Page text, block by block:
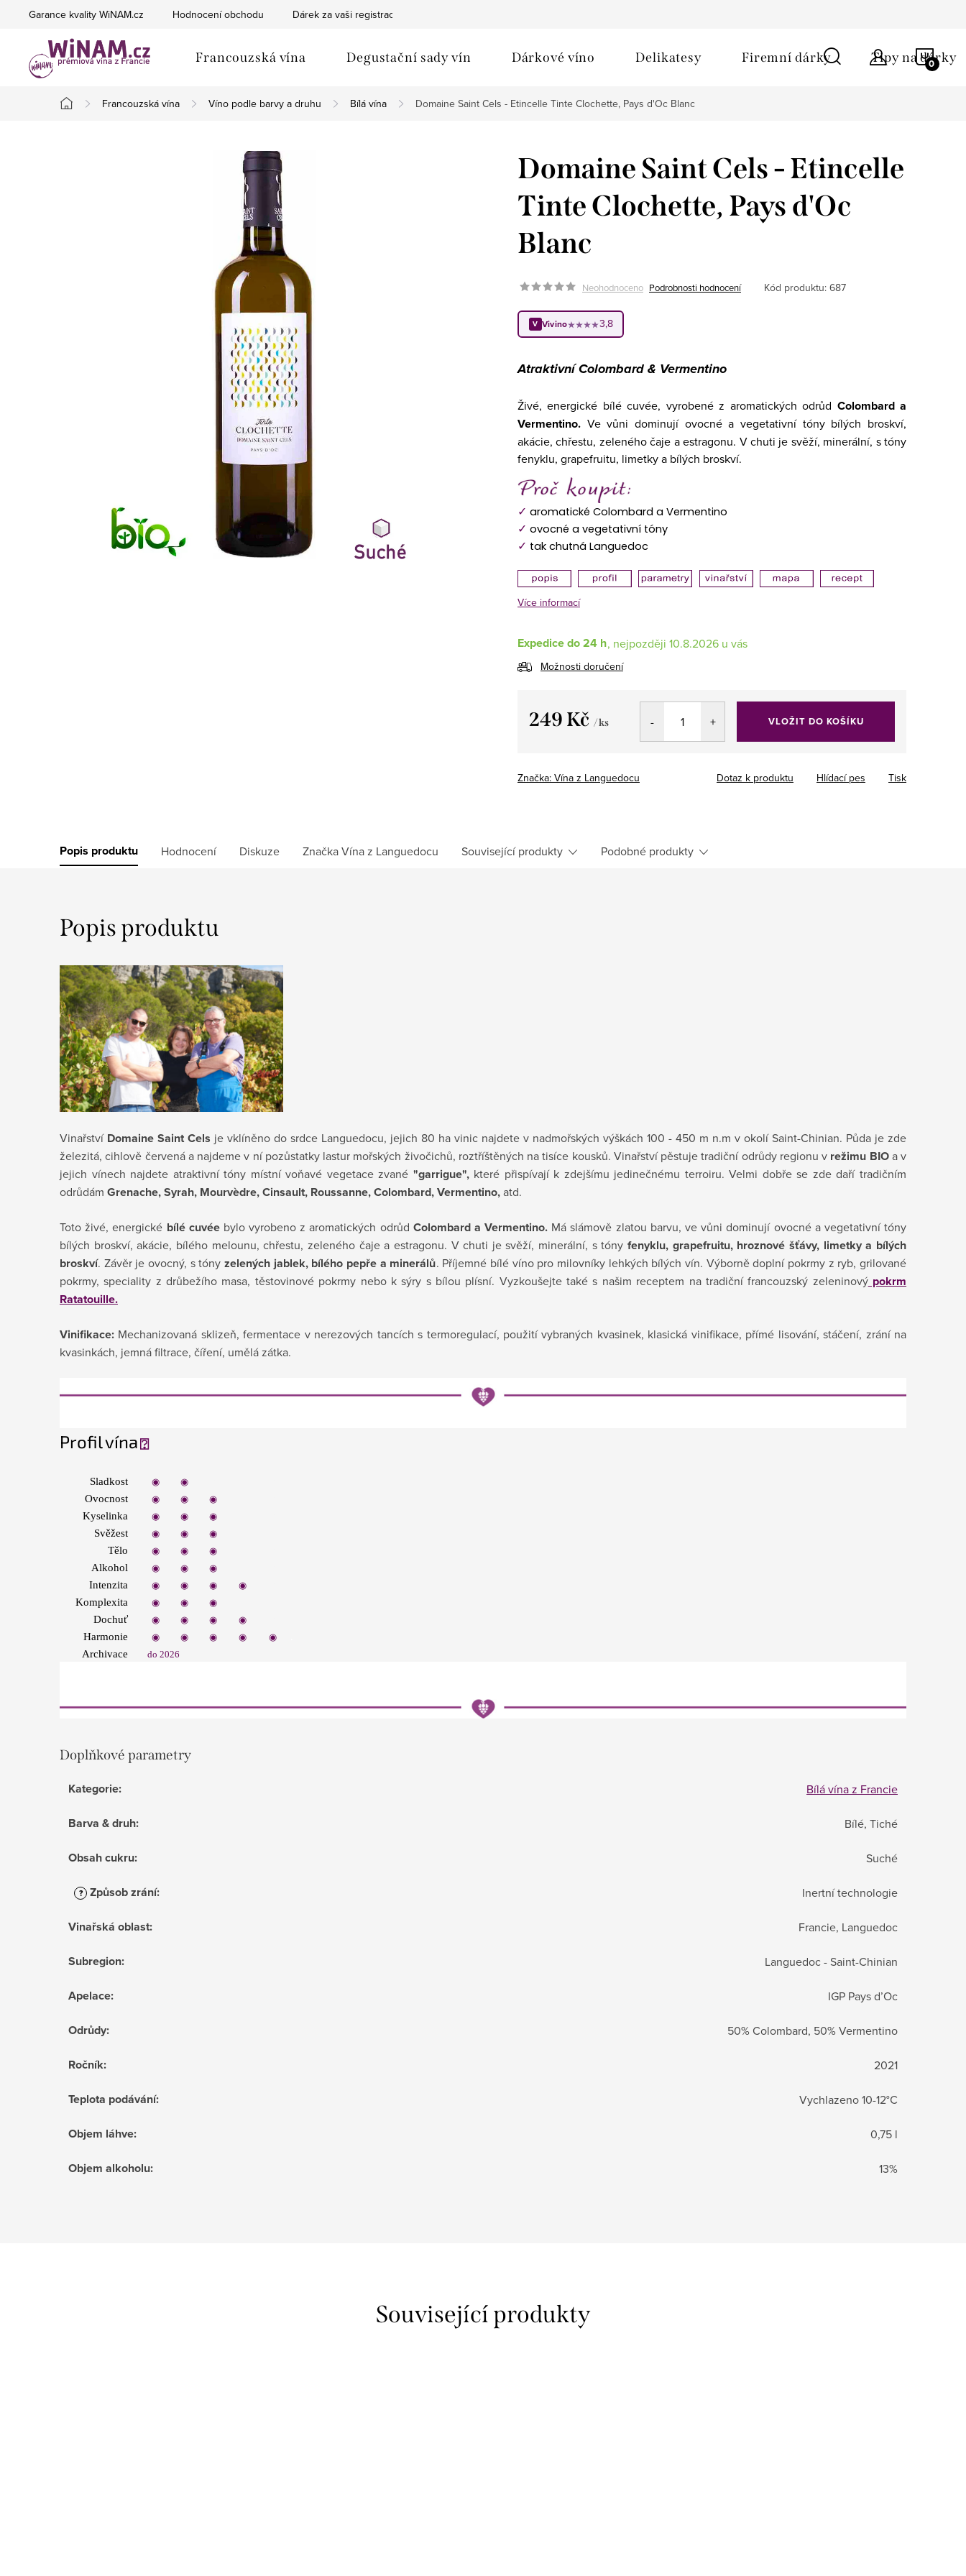
Garance kvality WiNAM.cz Hodnocení obchodu Dárek za vaši registraci
Francouzská vína Degustační sady vín Dárkové víno Delikatesy Firemní dárky Tipy na dárky
Domů
Francouzská vína Víno podle barvy a druhu Bílá vína Domaine Saint Cels - Etincelle Tinte Clochette, Pays d'Oc Blanc
Domaine Saint Cels - Etincelle
Tinte Clochette, Pays d'Oc
Blanc
Neohodnoceno Podrobnosti hodnocení Kód produktu: 687
V Vivino★★★★3,8
Atraktivní Colombard & Vermentino
Živé, energické bílé cuvée, vyrobené z aromatických odrůd Colombard a
Vermentino. Ve vůni dominují ovocné a vegetativní tóny bílých broskví,
akácie, chřestu, zeleného čaje a estragonu. V chuti je svěží, minerální, s tóny
fenyklu, grapefruitu, limetky a bílých broskví.
✓ aromatické Colombard a Vermentino
✓ ovocné a vegetativní tóny
✓ tak chutná Languedoc
Více informací
Expedice do 24 h 10.8.2026
Možnosti doručení
249 Kč / ks VLOŽIT DO KOŠÍKU
Značka: Vína z Languedocu Tisk
Dotaz k produktu Hlídací pes
Popis produktu Hodnocení Diskuze ZnačkaVína z Languedocu Související produkty Podobné produkty
Popis produktu
Vinařství Domaine Saint Cels je vklíněno do srdce Languedocu, jejich 80 ha vinic najdete v nadmořských výškách 100 - 450 m n.m v okolí Saint-Chinian. Půda je zde
železitá, cihlově červená a najdeme v ní pozůstatky lastur mořských živočichů, roztříštěných na tisíce kousků. Vinařství pěstuje tradiční odrůdy regionu v režimu BIOa v
jejich vínech najdete atraktivní tóny místní voňavé vegetace zvané "garrigue", které přispívají k zdejšímu jedinečnému terroiru. Velmi dobře se zde daří tradičním
odrůdám Grenache, Syrah, Mourvèdre, Cinsault, Roussanne, Colombard, Vermentino,atd.
Toto živé, energické bílé cuvée bylo vyrobeno z aromatických odrůd Colombard a Vermentino. Má slámově zlatou barvu, ve vůni dominují ovocné a vegetativní tóny
bílých broskví, akácie, bílého melounu, chřestu, zeleného čaje a estragonu. V chuti je svěží, minerální, s tóny fenyklu, grapefruitu, hroznové šťávy, limetky a bílých
broskví. Závěr je ovocný, s tónyzelených jablek, bílého pepře a minerálů. Příjemné bílé víno pro milovníky lehkých bílých vín. Výborně doplní pokrmy z ryb, grilované
pokrmy, speciality z drůbežího masa, těstovinové pokrmy nebo k sýry s bílou plísní. Vyzkoušejte také s našim receptem na tradiční francouzský zeleninovýpokrm
Ratatouille.
Vinifikace: Mechanizovaná sklizeň, fermentace v nerezových tancích s termoregulací, použití vybraných kvasinek, klasická vinifikace, přímé lisování, stáčení, zrání na
kvasinkách, jemná filtrace, číření, umělá zátka.
Profil vína⍰
Sladkost ◉ ◉
Ovocnost ◉ ◉ ◉
Kyselinka ◉ ◉ ◉
Svěžest ◉ ◉ ◉
Tělo ◉ ◉ ◉
Alkohol ◉ ◉ ◉
Intenzita ◉ ◉ ◉ ◉
Komplexita ◉ ◉ ◉
Dochuť ◉ ◉ ◉ ◉
Harmonie ◉ ◉ ◉ ◉ ◉
Archivace do 2026
Doplňkové parametry
Kategorie: Bílá vína z Francie
Barva & druh: Bílé, Tiché
Obsah cukru: Suché
? Způsob zrání: Inertní technologie
Vinařská oblast: Francie, Languedoc
Subregion: Languedoc - Saint-Chinian
Apelace: IGP Pays d’Oc
Odrůdy: 50% Colombard, 50% Vermentino
Ročník: 2021
Teplota podávání: Vychlazeno 10-12°C
Objem láhve: 0,75 l
Objem alkoholu: 13%
Související produkty